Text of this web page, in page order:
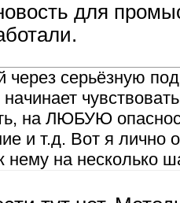
для
серьёзную
на ЛЮБУЮ
и т.д. Вот я
нему на несколько